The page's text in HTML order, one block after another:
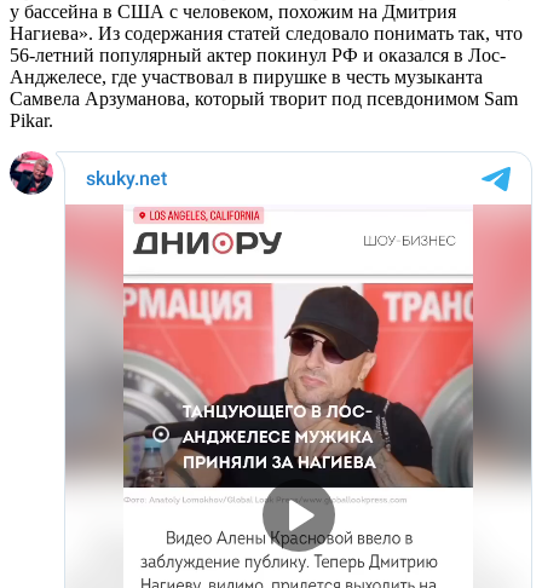
у бассейна в США с человеком, похожим на Дмитрия
Нагиева». Из содержания статей следовало понимать так, что
56-летний популярный актер покинул РФ и оказался в Лос-
Анджелесе, где участвовал в пирушке в честь музыканта
Самвела Арзуманова, который творит под псевдонимом Sam
Pikar.